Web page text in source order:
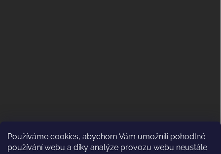
Používáme cookies, abychom Vám umožnili pohodlné
používání webu a díky analýze provozu webu neustále
ODSTOUPENÍ OD KUPNÍ SMLOUVY